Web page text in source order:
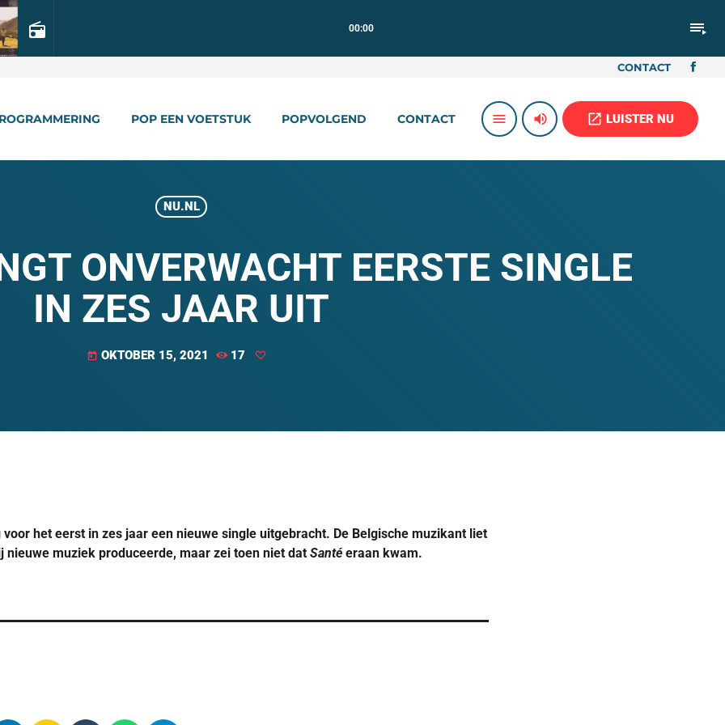
radio 00:00 playlist_play
CONTACT
POP EEN VOETSTUK POPVOLGEND CONTACT menu volume_up open_in_new LUISTER NU
NU.NL
ONVERWACHT EERSTE SINGLE
IN ZES JAAR UIT
today OKTOBER 15, 2021 17
het eerst in zes jaar een nieuwe single uitgebracht. De Belgische muzikant liet
nieuwe muziek produceerde, maar zei toen niet dat Santé eraan kwam.